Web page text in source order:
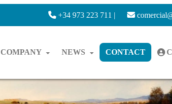
+34 973 223 711 |
COMPANY NEWS CONTACT